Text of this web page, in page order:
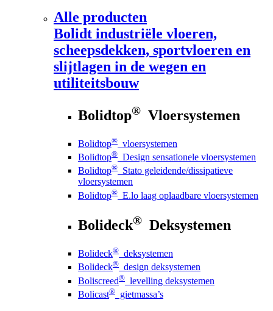
Alle producten
Bolidt industriële vloeren,
scheepsdekken, sportvloeren en
slijtlagen in de wegen en
utiliteitsbouw
Bolidtop® Vloersystemen
Bolidtop® vloersystemen
Bolidtop® Design sensationele vloersystemen
Bolidtop® Stato geleidende/dissipatieve
vloersystemen
Bolidtop® E.lo laag oplaadbare vloersystemen
Bolideck® Deksystemen
Bolideck® deksystemen
Bolideck® design deksystemen
Boliscreed® levelling deksystemen
Bolicast® gietmassa’s